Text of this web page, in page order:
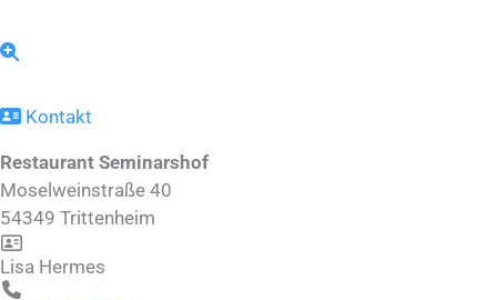
Kontakt
Restaurant Seminarshof
Moselweinstraße 40
54349 Trittenheim
Lisa Hermes